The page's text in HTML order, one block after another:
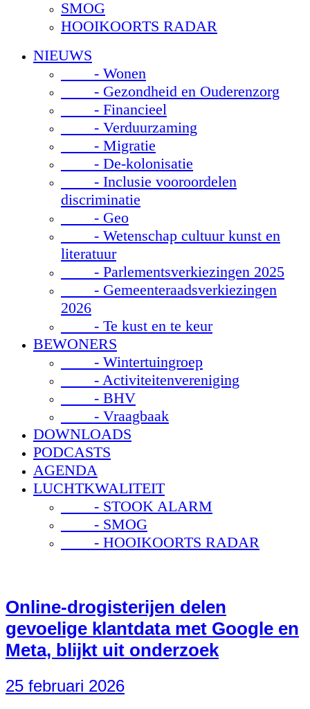
SMOG
HOOIKOORTS RADAR
NIEUWS
- Wonen
- Gezondheid en Ouderenzorg
- Financieel
- Verduurzaming
- Migratie
- De-kolonisatie
- Inclusie vooroordelen
discriminatie
- Geo
- Wetenschap cultuur kunst en
literatuur
- Parlementsverkiezingen 2025
- Gemeenteraadsverkiezingen
2026
- Te kust en te keur
BEWONERS
- Wintertuingroep
- Activiteitenvereniging
- BHV
- Vraagbaak
DOWNLOADS
PODCASTS
AGENDA
LUCHTKWALITEIT
- STOOK ALARM
- SMOG
- HOOIKOORTS RADAR
Online-drogisterijen delen
gevoelige klantdata met Google en
Meta, blijkt uit onderzoek
25 februari 2026